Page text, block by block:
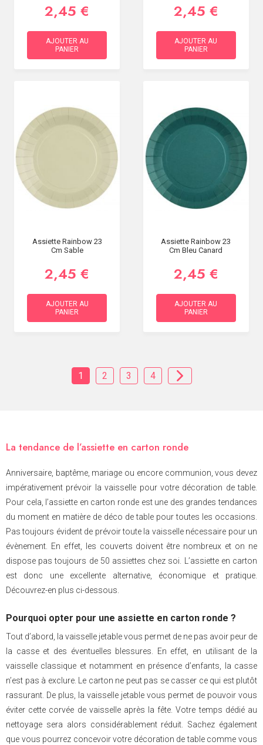
2,45 €
AJOUTER AU
PANIER
2,45 €
AJOUTER AU
PANIER
Assiette Rainbow 23
Cm Sable
2,45 €
AJOUTER AU
PANIER
Assiette Rainbow 23
Cm Bleu Canard
2,45 €
AJOUTER AU
PANIER
1 2 3 4
La tendance de l’assiette en carton ronde
Anniversaire, baptême, mariage ou encore communion, vous devez
impérativement prévoir la vaisselle pour votre décoration de table.
Pour cela, l’assiette en carton ronde est une des grandes tendances
du moment en matière de déco de table pour toutes les occasions.
Pas toujours évident de prévoir toute la vaisselle nécessaire pour un
évènement. En effet, les couverts doivent être nombreux et on ne
dispose pas toujours de 50 assiettes chez soi. L’assiette en carton
est donc une excellente alternative, économique et pratique.
Découvrez-en plus ci-dessous.
Pourquoi opter pour une assiette en carton ronde ?
Tout d’abord, la vaisselle jetable vous permet de ne pas avoir peur de
la casse et des éventuelles blessures. En effet, en utilisant de la
vaisselle classique et notamment en présence d’enfants, la casse
n’est pas à exclure. Le carton ne peut pas se casser ce qui est plutôt
rassurant. De plus, la vaisselle jetable vous permet de pouvoir vous
éviter cette corvée de vaisselle après la fête. Votre temps dédié au
nettoyage sera alors considérablement réduit. Sachez également
que vous pourrez concevoir votre décoration de table comme vous